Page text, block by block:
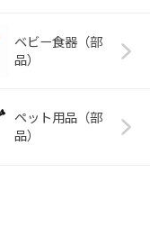
ベビー食器（部
品）
ペット用品（部
品）